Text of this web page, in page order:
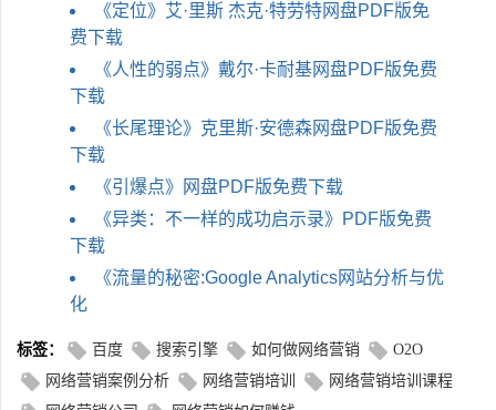
《定位》艾·里斯 杰克·特劳特网盘PDF版免
费下载
《人性的弱点》戴尔·卡耐基网盘PDF版免费
下载
《长尾理论》克里斯·安德森网盘PDF版免费
下载
《引爆点》网盘PDF版免费下载
《异类：不一样的成功启示录》PDF版免费
下载
《流量的秘密:Google Analytics网站分析与优
化
标签： 百度 搜索引擎 如何做网络营销
O2O
网络营销案例分析
网络营销培训
网络营销培训课程